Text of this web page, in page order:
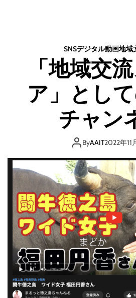
SNSデジタル動画地域
「地域交
ア」とし
チャン
ByAAIT2022年11